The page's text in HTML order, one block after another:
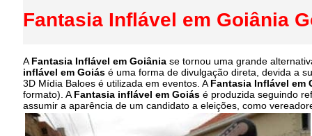
Fantasia Inflável em Goiânia
A Fantasia Inflável em Goiânia se tornou uma grande
inflável em Goiás é uma forma de divulgação direta, devida a
3D Mídia Baloes é utilizada em eventos. A Fantasia Inflável em
formato). A Fantasia inflável em Goiás é produzida seguindo
assumir a aparência de um candidato a eleições, como